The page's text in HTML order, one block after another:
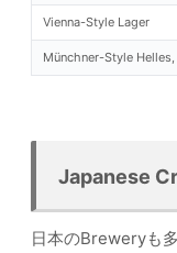
Vienna-Style Lager
Münchner-Style
Japanese
日本のBreweryも